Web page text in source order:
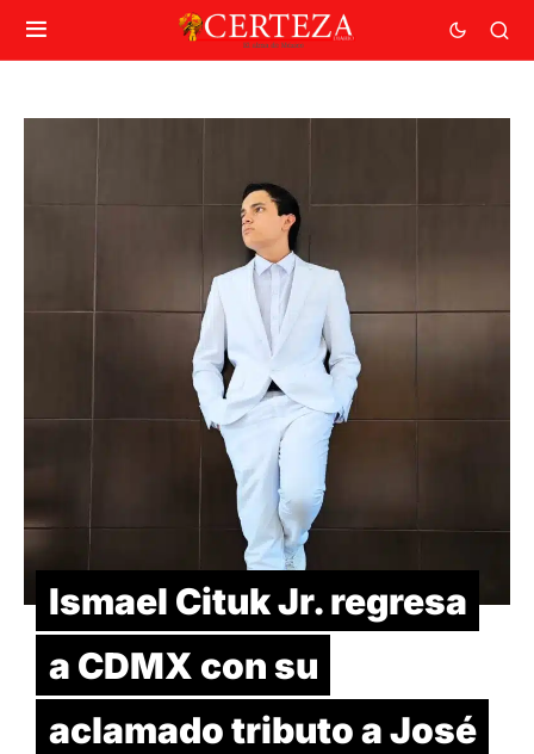
Ismael Cituk Jr. regresa
a CDMX con su
aclamado tributo a José